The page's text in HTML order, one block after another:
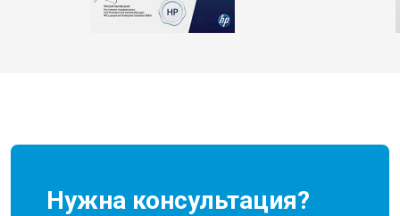
Нужна консультация?